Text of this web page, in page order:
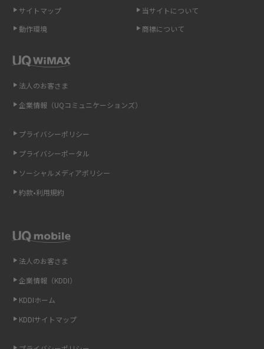
介
ポケット型Wi-Fi（モバイルWi-Fi）とは？おススメする方の特徴や選び方を
点も解説
ギガバイト（GB）とは？1GBの目安やギガが足りない時の対処法を紹介
Wi-Fi 6とは？Wi-Fi 5との違いやメリットと注意点、規格の種類も解説
光ファイバーとは？仕組みやメリット・デメリットを初心者向けにわかり
やすく解説
ストリーミング再生とは？ダウンロードとの違いやメリット・デメリット
サイトマップ
当サイトについて
動作環境
商標について
法人のお客さま
企業情報（KDDI）
KDDIホーム
KDDIサイトマップ
法人のお客さま
企業情報（UQコミュニケーションズ）
プライバシーポリシー
プライバシーポータル
ソーシャルメディアポリシー
約款•利用規約